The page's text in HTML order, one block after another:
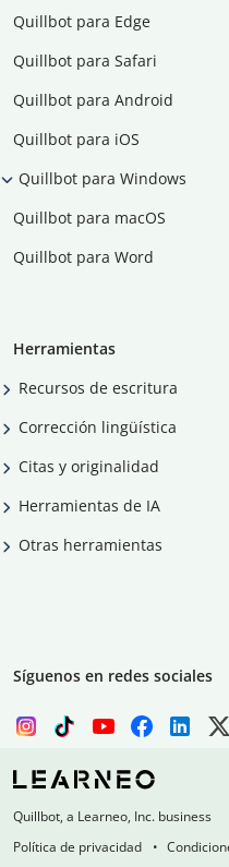
Quillbot para Edge
Quillbot para Safari
Quillbot para Android
Quillbot para iOS
Quillbot para Windows
Quillbot para macOS
Quillbot para Word
Herramientas
Recursos de escritura
Corrección lingüística
Citas y originalidad
Herramientas de IA
Otras herramientas
Síguenos en redes sociales
Quillbot, a Learneo, Inc. business
Política de privacidad